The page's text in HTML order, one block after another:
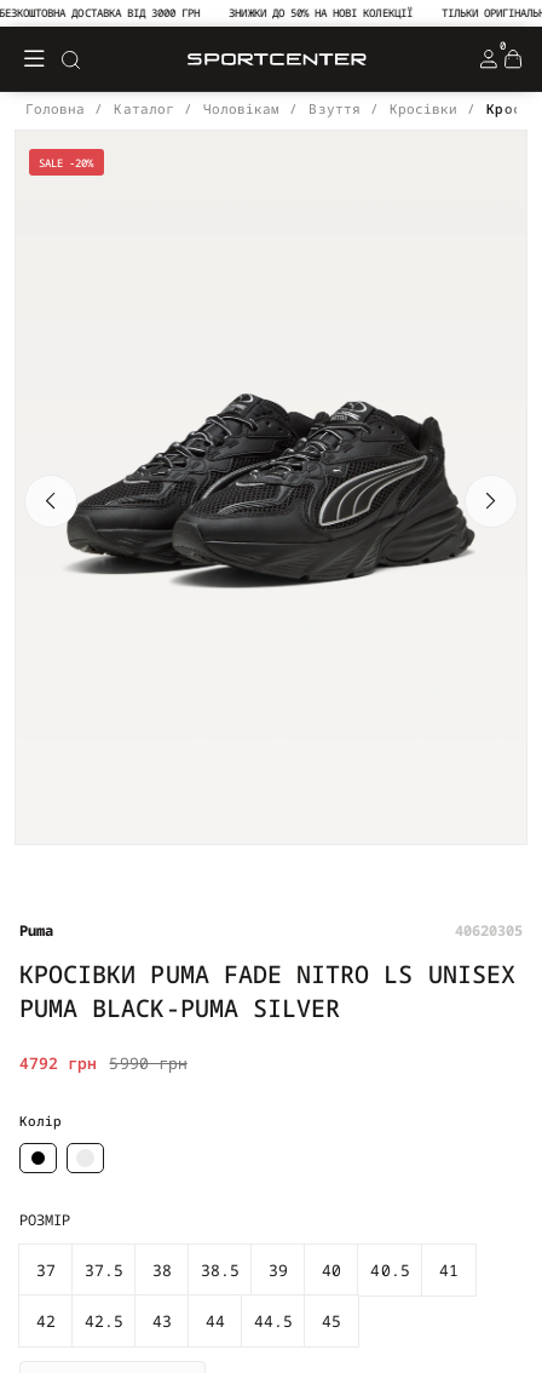
ДОСТАВКА ВІД 3000 ГРН ЗНИЖКИ ДО 50% НА НОВІ КОЛЕКЦІЇ ТІЛЬКИ ОРИГІНАЛЬНА
0
Головна Каталог Чоловікам Взуття Кросівки
SALE -20%
Puma 40620305
КРОСІВКИ PUMA FADE NITRO LS UNISEX
PUMA BLACK-PUMA SILVER
5990 грн
4792 грн
Колір
РОЗМІР
37 37.5 38 38.5 39 40 40.5 41
42 42.5 43 44 44.5 45